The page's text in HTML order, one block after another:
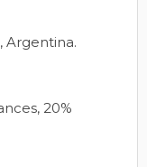
Argentina.
20%